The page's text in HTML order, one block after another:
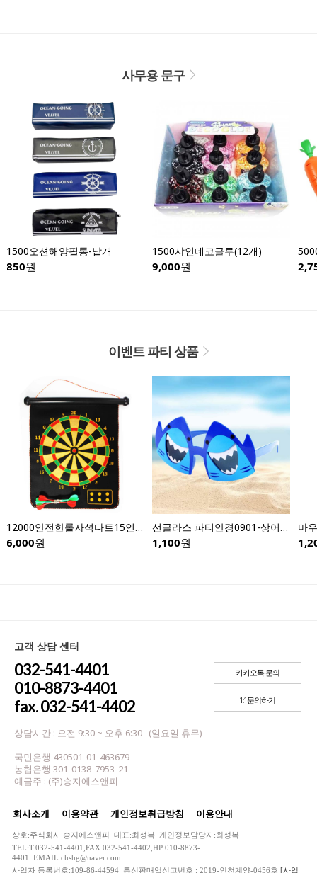
사무용 문구
1500오션해양필통-낱개
850원
1500샤인데코글루(12개)
9,000원
이벤트 파티 상품
12000안전한롤자석다트15인치
6,000원
선글라스 파티안경0901-상어안경
1,100원
고객 상담 센터
032-541-4401
010-8873-4401
fax. 032-541-4402
상담시간 : 오전 9:30 ~ 오후 6:30 (일요일 휴무)
국민은행 430501-01-463679
농협은행 301-0138-7953-21
예금주 : (주)승지에스앤피
카카오톡 문의
1:1문의하기
회사소개 이용약관 개인정보취급방침 이용안내
상호:주식회사 승지에스앤피 대표:최성복 개인정보담당자:최성복
TEL:T.032-541-4401,FAX 032-541-4402,HP 010-8873-
4401 EMAIL:chshg@naver.com
사업자 등록번호:109-86-44594 통신판매업신고번호 : 2019-인천계양-0456호 [사업